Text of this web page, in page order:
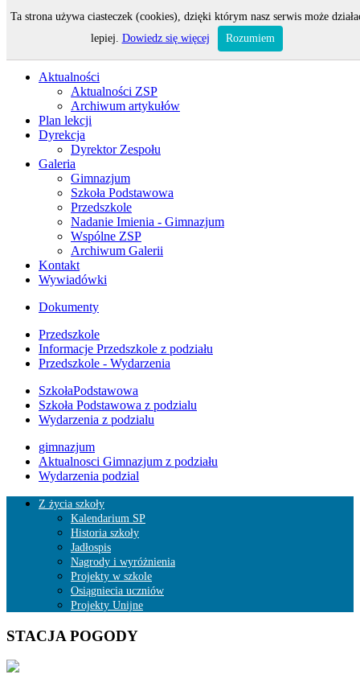
Odwiedza nas 146 gości oraz 0 użytkowników.
Aktualności
Aktualności ZSP
Archiwum artykułów
Plan lekcji
Dyrekcja
Dyrektor Zespołu
Galeria
Gimnazjum
Szkoła Podstawowa
Przedszkole
Nadanie Imienia - Gimnazjum
Wspólne ZSP
Archiwum Galerii
Kontakt
Wywiadówki
Dokumenty
Przedszkole
Informacje Przedszkole z podziału
Przedszkole - Wydarzenia
SzkołaPodstawowa
Szkoła Podstawowa z podzialu
Wydarzenia z podzialu
gimnazjum
Aktualnosci Gimnazjum z podziału
Wydarzenia podzial
Z życia szkoły
Kalendarium SP
Historia szkoły
Jadłospis
Nagrody i wyróżnienia
Projekty w szkole
Osiągniecia uczniów
Projekty Unijne
STACJA POGODY
Ta strona używa ciasteczek (cookies), dzięki którym nasz serwis może
lepiej. Dowiedz się więcej Rozumiem